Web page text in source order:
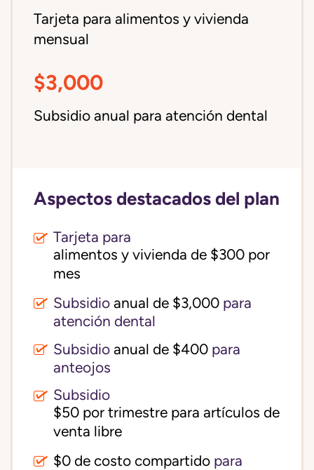
Tarjeta para alimentos y vivienda
mensual
$3,000
Subsidio anual para atención dental
Aspectos destacados del plan
Tarjeta para
alimentos y vivienda de $300 por
mes
Subsidio anual de $3,000 para
atención dental
Subsidio anual de $400 para
anteojos
Subsidio
$50 por trimestre para artículos de
venta libre
$0 de costo compartido para